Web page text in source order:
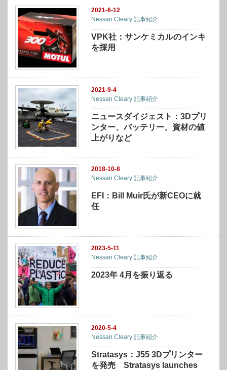
2021-6-12
Nessan Cleary 記事紹介
VPK社：サンケミカルのインキ
を採用
2021-9-4
Nessan Cleary 記事紹介
ニュースダイジェスト：3Dプリ
ンター、バッテリー、資材の値
上がりなど
2018-10-8
Nessan Cleary 記事紹介
EFI：Bill Muir氏が新CEOに就
任
2023-5-11
Nessan Cleary 記事紹介
2023年 4月を振り返る
2020-5-4
Nessan Cleary 記事紹介
Stratasys：J55 3Dプリンター
を発売 Stratasys launches